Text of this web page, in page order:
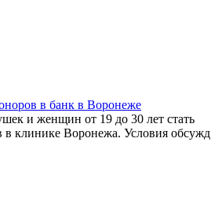
в банк в Воронеже
и женщин от 19 до 30 лет стать
в клинике Воронежа. Условия обсужд